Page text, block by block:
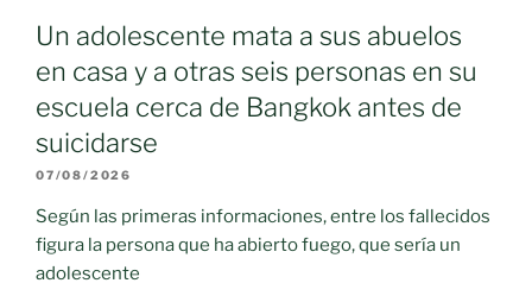
Un adolescente mata a sus abuelos
en casa y a otras seis personas en su
escuela cerca de Bangkok antes de
suicidarse
07/08/2026
Según las primeras informaciones, entre los fallecidos
figura la persona que ha abierto fuego, que sería un
adolescente